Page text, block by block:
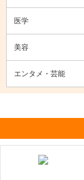
医学
美容
エンタメ・芸能